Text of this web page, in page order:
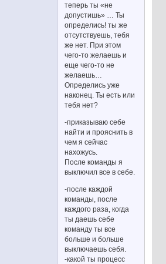
теперь ты «не
допустишь» … Ты
определись! ты же
отсутствуешь, тебя
же нет. При этом
чего-то желаешь и
еще чего-то не
желаешь…
Определись уже
наконец. Ты есть или
тебя нет?
-приказываю себе
найти и прояснить в
чем я сейчас
нахожусь.
После команды я
выключил все в себе.
-после каждой
команды, после
каждого раза, когда
ты даешь себе
команду ты все
больше и больше
выключаешь себя.
-какой ты процесс